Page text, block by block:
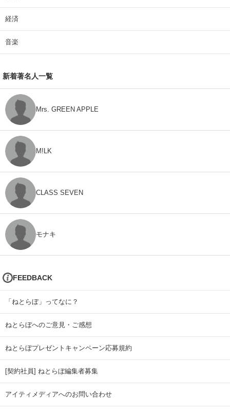
経済
音楽
新着著名人一覧
Mrs. GREEN APPLE
M!LK
CLASS SEVEN
モナキ
FEEDBACK
「ねとらぼ」ってなに？
ねとらぼへのご意見・ご感想
ねとらぼプレゼントキャンペーン応募規約
[契約社員] ねとらぼ編集者募集
アイティメディアへのお問い合わせ